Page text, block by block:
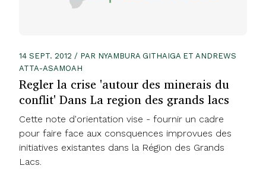
14 SEPT. 2012 / PAR NYAMBURA GITHAIGA ET ANDREWS
ATTA-ASAMOAH
Regler la crise 'autour des minerais du
conflit' Dans La region des grands lacs
Cette note d'orientation vise - fournir un cadre
pour faire face aux consquences improvues des
initiatives existantes dans la Région des Grands
Lacs.